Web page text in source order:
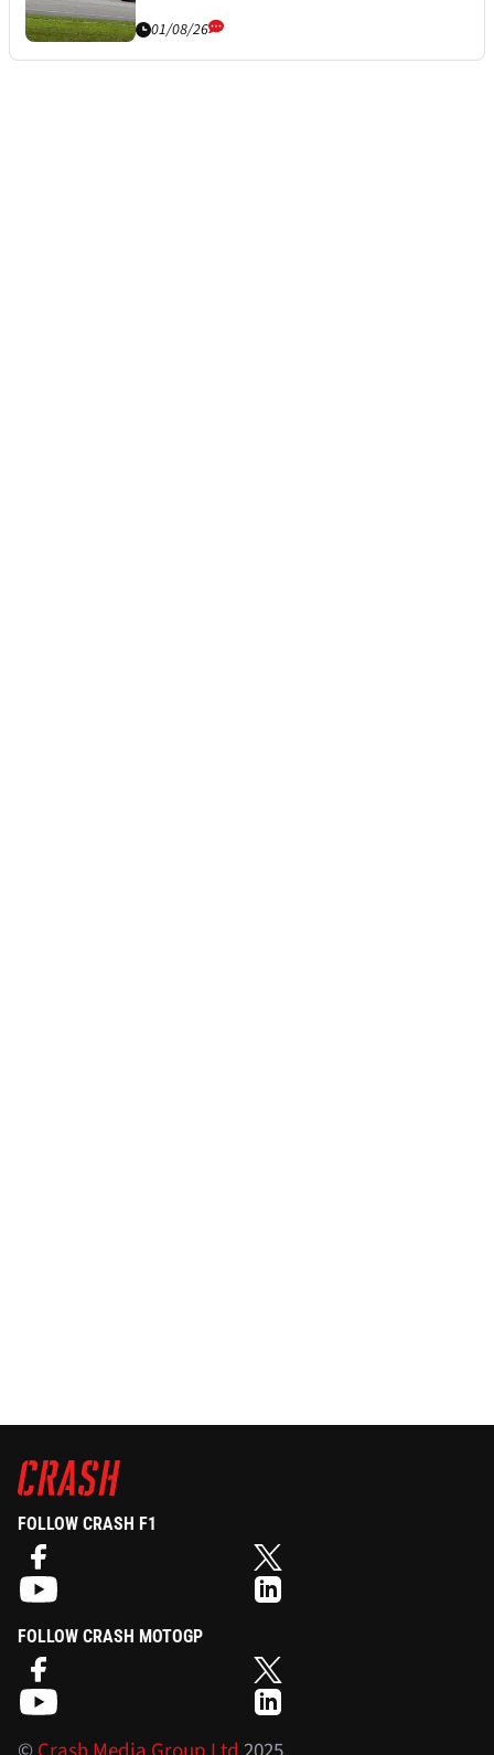
01/08/26
FOLLOW CRASH F1
FOLLOW CRASH MOTOGP